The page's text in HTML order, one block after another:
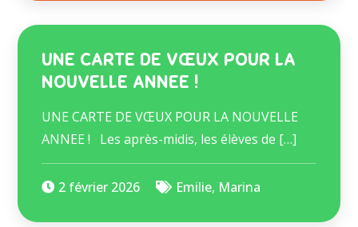
UNE CARTE DE VŒUX POUR LA
NOUVELLE ANNEE !
UNE CARTE DE VŒUX POUR LA NOUVELLE
ANNEE ! Les après-midis, les élèves de […]
2 février 2026 Emilie, Marina